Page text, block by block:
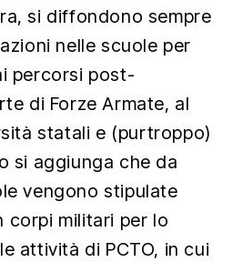
si diffondono sempre
nelle scuole per
percorsi post-
di Forze Armate, al
statali e (purtroppo)
si aggiunga che da
vengono stipulate
corpi militari per lo
attività di PCTO, in cui